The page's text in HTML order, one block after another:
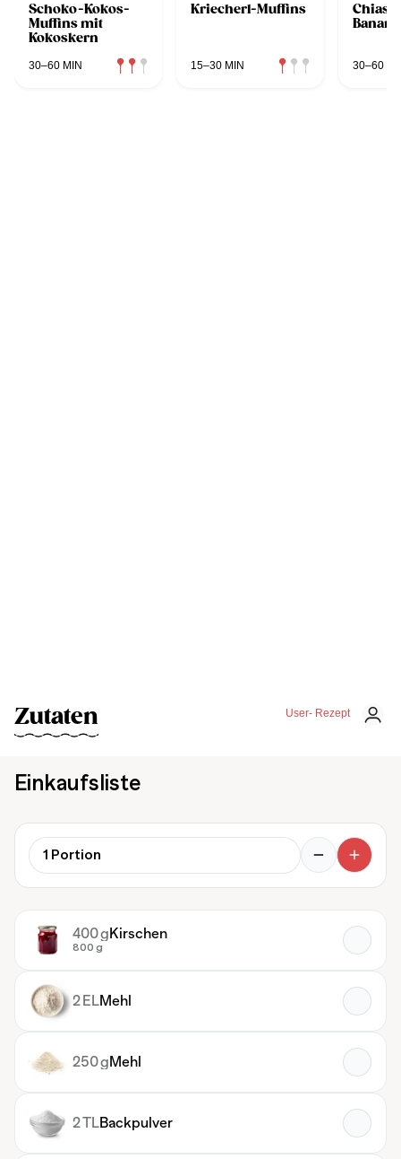
Schoko-Kokos-
Muffins mit
Kokoskern
30–60 MIN
Kriecherl-Muffins
15–30 MIN 30–60
User- Rezept
Zutaten